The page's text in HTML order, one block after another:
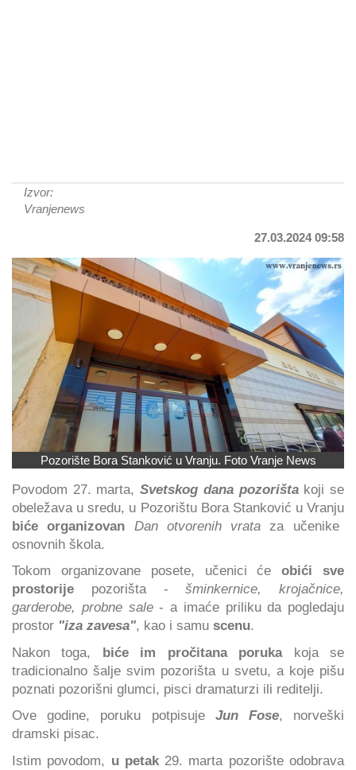
Izvor:
Vranjenews
27.03.2024 09:58
Pozorište Bora Stanković u Vranju. Foto Vranje News
Povodom 27. marta, Svetskog dana pozorištakoji se
obeležava u sredu, u Pozorištu Bora Stanković u Vranju
biće organizovan
Dan otvorenih vrata za učenike
osnovnih škola.
Tokom organizovane posete, učenici ćeobići sve
prostorije pozorišta -šminkernice, krojačnice,
garderobe, probne sale- a imaće priliku da pogledaju
prostor "iza zavesa", kao i samu scenu.
Nakon toga, biće im pročitana porukakoja se
tradicionalno šalje svim pozorišta u svetu, a koje pišu
poznati pozorišni glumci, pisci dramaturzi ili reditelji.
Ove godine, poruku potpisujeJun Fose, norveški
dramski pisac.
Istim povodom, u petak 29. marta pozorište odobrava